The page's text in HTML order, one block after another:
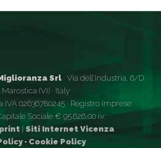
Srl · Via dell'Industria, 6/D ·
Marostica (VI) · Italy
02636780245 · Registro Imprese
Sociale € 95.626,00 i.v.
Siti Internet Vicenza
· Cookie Policy